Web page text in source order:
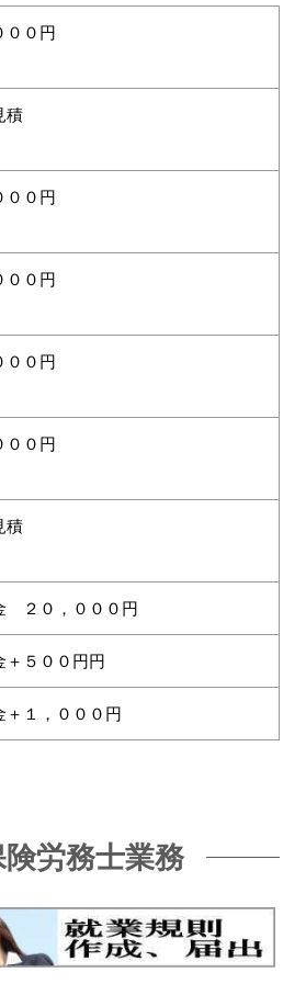
００円
積
００円
００円
００円
００円
積
２０，０００円
＋５００円円
＋１，０００円
労務士業務